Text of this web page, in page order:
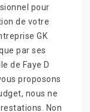
pour
de votre
GK
par ses
de Faye D
proposons
nous ne
Non